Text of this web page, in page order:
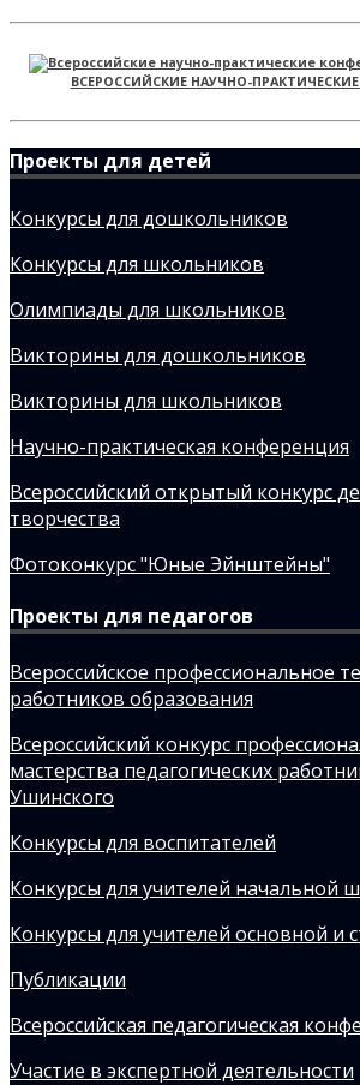
ВСЕРОССИЙСКИЕ НАУЧНО-
Проекты для детей
Конкурсы для дошкольников
Конкурсы для школьников
Олимпиады для школьников
Викторины для дошкольников
Викторины для школьников
Научно-практическая конференция
Всероссийский открытый конкурс
творчества
Фотоконкурс "Юные Эйнштейны"
Проекты для педагогов
Всероссийское профессиональное
работников образования
Всероссийский конкурс
мастерства педагогических
Ушинского
Конкурсы для воспитателей
Конкурсы для учителей начальной
Конкурсы для учителей основной и
Публикации
Всероссийская педагогическая
Участие в экспертной деятельности